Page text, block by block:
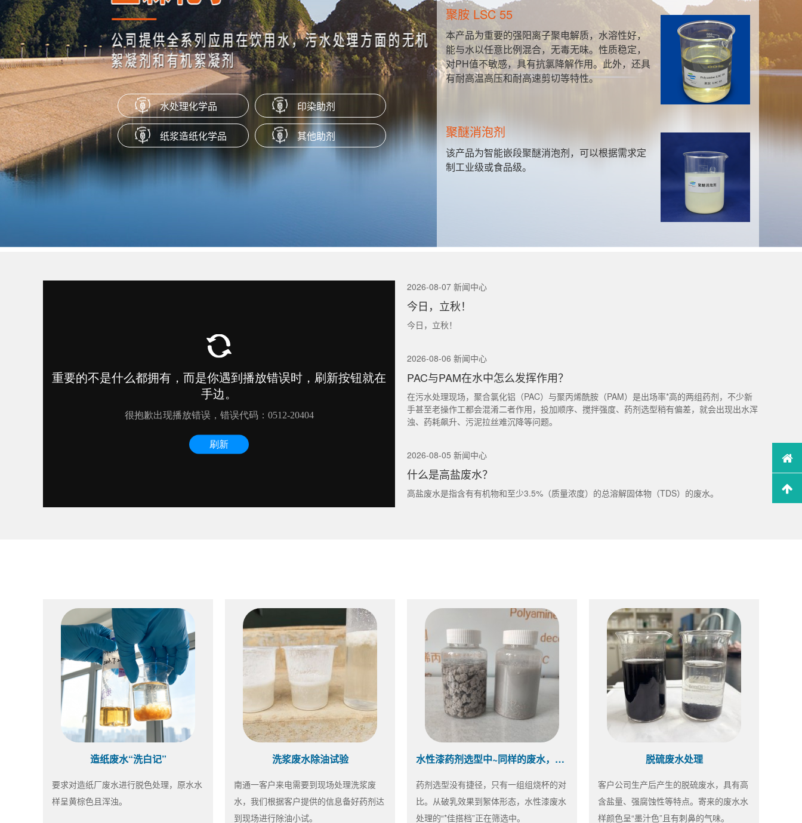
水处理化学品 印染助剂
纸浆造纸化学品 其他助剂
橡胶隔离剂
本产品是一种通过特定工艺制成的水性硬脂酸
盐，适用于橡胶塑料产品作为抗粘剂、隔离剂、
脱模剂、防粘剂使用。
聚季铵盐系列（PQ-10）
产品为阳离子聚合物，易溶于水，在PH值很宽的
范围内保持很好的稳定性。
聚胺 LSC 55
本产品为重要的强阳离子聚电解质，水溶性好，
能与水以任意比例混合，无毒无味。性质稳定，
对PH值不敏感，具有抗氯降解作用。此外，还具
有耐高温高压和耐高速剪切等特性。
聚醚消泡剂
该产品为智能嵌段聚醚消泡剂，可以根据需求定
制工业级或食品级。
2026-08-07 新闻中心
今日，立秋！
今日，立秋！
2026-08-06 新闻中心
PAC与PAM在水中怎么发挥作用？
在污水处理现场，聚合氯化铝（PAC）与聚丙烯酰胺（PAM）是出场率*高的两组药剂，不少新
手甚至老操作工都会混淆二者作用，投加顺序、搅拌强度、药剂选型稍有偏差，就会出现出水浑
浊、药耗飙升、污泥拉丝难沉降等问题。
2026-08-05 新闻中心
什么是高盐废水？
高盐废水是指含有有机物和至少3.5%（质量浓度）的总溶解固体物（TDS）的废水。
造纸废水“洗白记”
要求对造纸厂废水进行脱色处理，原水水
样呈黄棕色且浑浊。
洗浆废水除油试验
南通一客户来电需要到现场处理洗浆废
水，我们根据客户提供的信息备好药剂达
到现场进行除油小试。
水性漆药剂选型中~同样的废水，不同的效果
药剂选型没有捷径，只有一组组烧杯的对
比。从破乳效果到絮体形态，水性漆废水
处理的“*佳搭档”正在筛选中。
脱硫废水处理
客户公司生产后产生的脱硫废水，具有高
含盐量、强腐蚀性等特点。寄来的废水水
样颜色呈“墨汁色”且有刺鼻的气味。